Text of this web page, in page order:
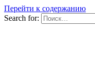
Перейти к содержанию
Search for: